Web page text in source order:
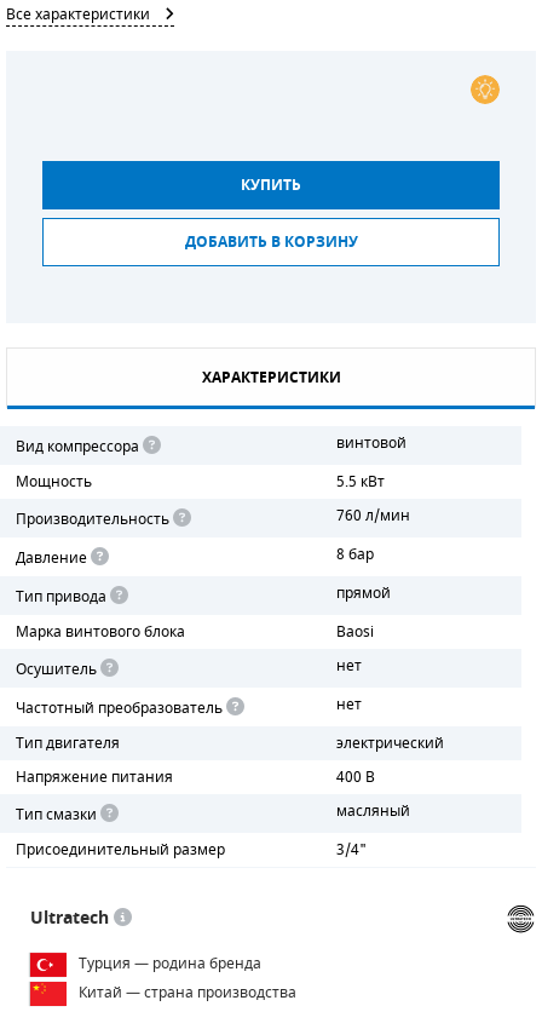
Все характеристики
КУПИТЬ
ДОБАВИТЬ В КОРЗИНУ
ХАРАКТЕРИСТИКИ
Вид компрессора
винтовой
Мощность
5.5 кВт
Производительность
760 л/мин
Давление
8 бар
Тип привода
прямой
Марка винтового блока
Baosi
Осушитель
нет
Частотный преобразователь
нет
Тип двигателя
электрический
Напряжение питания
400 В
Тип смазки
масляный
Присоединительный размер
3/4"
Ultratech
Турция — родина бренда
Китай — страна производства
ДЛЯ АДСОРБЦИОННЫХ ОСУШИТЕЛЕЙ
ЭЛЕКТРОДВИГАТЕЛИ
БЕНЗИНОВЫЕ ДВИГАТЕЛИ
ФИЛЬТРЫ ТОПЛИВНЫЕ
МОТОРНОЕ МАСЛО
ПОДШИПНИКИ
ПОРШНЕВЫЕ БЛОКИ
ДЕТАЛИ ПОРШНЕВЫХ КОМПРЕССОРОВ
ДЕТАЛИ СПИРАЛЬНЫХ КОМПРЕССОРОВ
ДЕТАЛИ НАСОСНОЙ ЧАСТИ
ДЕТАЛИ ПОГРУЖНЫХ НАСОСОВ
ШЛАНГИ ДЛЯ МОТОПОМП
ДЛЯ ВАКУУМНЫХ НАСОСОВ